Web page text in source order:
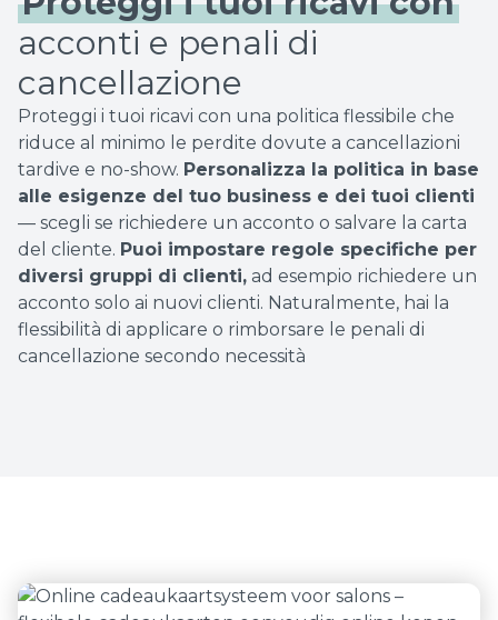
acconti e penali di
Proteggi i tuoi ricavi con una politica flessibile che
riduce al minimo le perdite dovute a cancellazioni
tardive e no-show. Personalizza la politica in base
alle esigenze del tuo business e dei tuoi clienti
— scegli se richiedere un acconto o salvare la carta
del cliente. Puoi impostare regole specifiche per
diversi gruppi di clienti, ad esempio richiedere un
acconto solo ai nuovi clienti. Naturalmente, hai la
flessibilità di applicare o rimborsare le penali di
cancellazione secondo necessità